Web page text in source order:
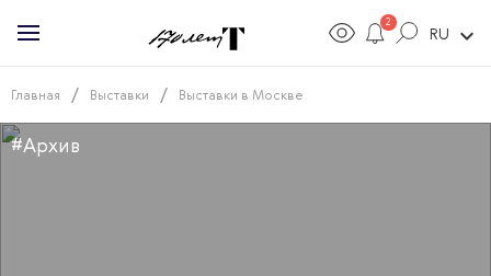
2
RU expand_more
Главная / Выставки / Выставки в Москве
#Архив